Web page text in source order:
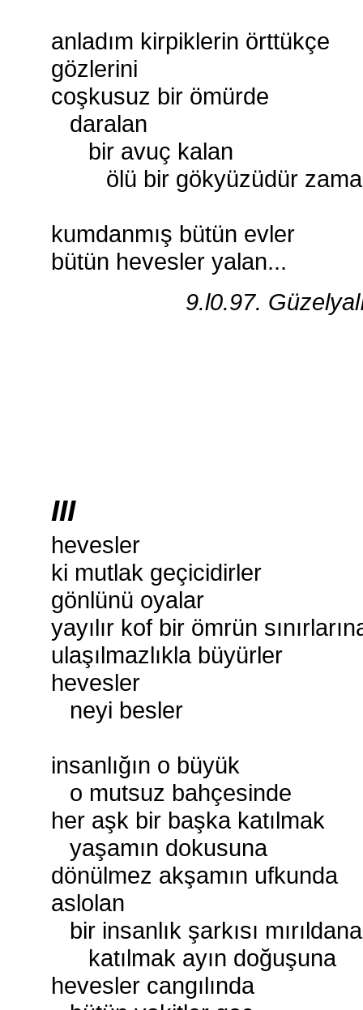
anladım kirpiklerin örttükçe
gözlerini
coşkusuz bir ömürde
daralan
bir avuç kalan
ölü bir gökyüzüdür
kumdanmış bütün evler
bütün hevesler yalan...
9.l0.97.
III
hevesler
ki mutlak geçicidirler
gönlünü oyalar
yayılır kof bir ömrün
ulaşılmazlıkla büyürler
hevesler
neyi besler
insanlığın o büyük
o mutsuz bahçesinde
her aşk bir başka katılmak
yaşamın dokusuna
dönülmez akşamın ufkunda
aslolan
bir insanlık şarkısı
katılmak ayın doğuşuna
hevesler cangılında